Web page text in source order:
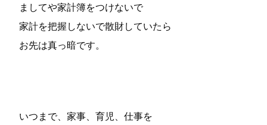
ましてや家計簿をつけないで
家計を把握しないで散財していたら
お先は真っ暗です。
いつまで、家事、育児、仕事を